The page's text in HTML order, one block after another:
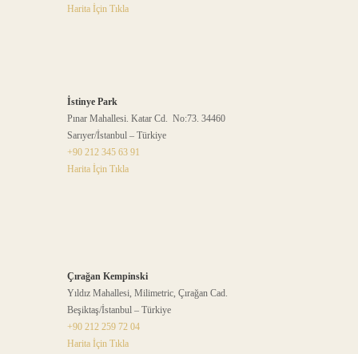
Harita İçin Tıkla
İstinye Park
Pınar Mahallesi. Katar Cd. No:73. 34460
Sarıyer/İstanbul – Türkiye
+90 212 345 63 91
Harita İçin Tıkla
Çırağan Kempinski
Yıldız Mahallesi, Milimetric, Çırağan Cad.
Beşiktaş/İstanbul – Türkiye
+90 212 259 72 04
Harita İçin Tıkla